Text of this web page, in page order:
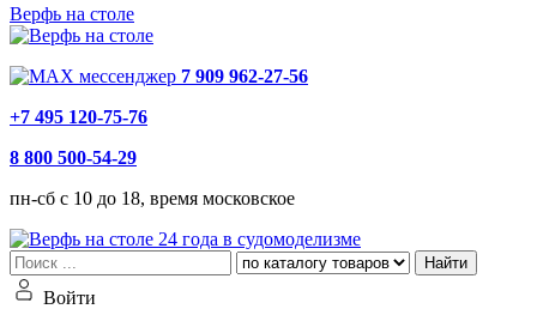
Верфь на столе
7 909 962-27-56
+7 495 120-75-76
8 800 500-54-29
пн-сб с 10 до 18, время московское
24 года в судомоделизме
Найти
Войти